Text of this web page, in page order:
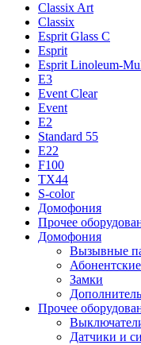
Classix Art
Classix
Esprit Glass C
Esprit
Esprit Linoleum-
E3
Event Clear
Event
E2
Standard 55
E22
F100
TX44
S-color
Домофония
Прочее
Домофония
Вызывные
Замки
Прочее
Датчики и